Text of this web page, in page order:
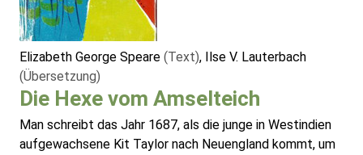
Elizabeth George Speare (Text), Ilse V. Lauterbach
(Übersetzung)
Die Hexe vom Amselteich
Man schreibt das Jahr 1687, als die junge in Westindien
aufgewachsene Kit Taylor nach Neuengland kommt, um